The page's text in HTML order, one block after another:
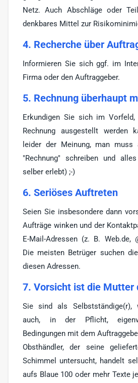
Netz. Auch Abschläge oder
denkbares Mittel zur
4. Recherche über
Informieren Sie sich ggf. im
Firma oder den Auftraggeber.
5. Rechnung überhaupt
Erkundigen Sie sich im
Rechnung ausgestellt werden
leider der Meinung, man
"Rechnung" schreiben und
selber erlebt) ;-)
6. Seriöses Auftreten
Seien Sie insbesondere dann
Aufträge winken und der
E-Mail-Adressen (z. B. Web.de,
Die meisten Betrüger suchen
diesen Adressen.
7. Vorsicht ist die Mutter
Sie sind als Selbstständige(r),
auch, in der Pflicht,
Bedingungen mit dem
Obsthändler, der seine
Schimmel untersucht, handelt
aufs Blaue 100 oder mehr Texte